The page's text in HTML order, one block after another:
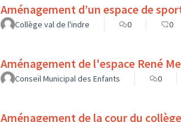
Aménagement d’un espace de
Collège val de l'indre 0 0
Aménagement de l'espace René
Conseil Municipal des Enfants 0
Aménagement de la cour du collège